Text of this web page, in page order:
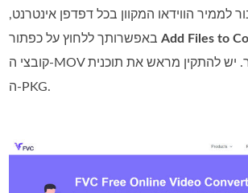
לממיר הווידאו המקוון בכל דפדפן אינטרנט,
באפשרותך ללחוץ על כפתורAdd Files to
קובצי ה‑MOV שברצונך להמיר. יש להתקין מראש את תוכנית
ה‑PKG.